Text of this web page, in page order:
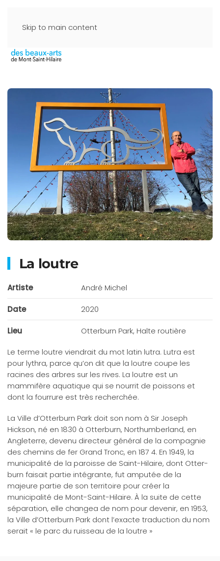
Skip to main content
La loutre
Artiste André Michel
Date 2020
Lieu Otterburn Park, Halte routière
Le terme loutre viendrait du mot latin lutra. Lutra est
pour lythra, parce qu’on dit que la loutre coupe les
racines des arbres sur les rives. La loutre est un
mammifère aquatique qui se nourrit de poissons et
dont la fourrure est très recherchée.
La Ville d’Otterburn Park doit son nom à Sir Joseph
Hickson, né en 1830 à Otterburn, North­umberland, en
Angleterre, devenu directeur général de la compagnie
des chemins de fer Grand Tronc, en 187 4. En 1949, la
municipalité de la paroisse de Saint-Hilaire, dont Otter­
burn faisait partie intégrante, fut amputée de la
majeure partie de son territoire pour créer la
municipalité de Mont-Saint-Hilaire. À la suite de cette
séparation, elle changea de nom pour devenir, en 1953,
la Ville d’Otterburn Park dont l’exacte traduction du nom
serait « le parc du ruisseau de la loutre »